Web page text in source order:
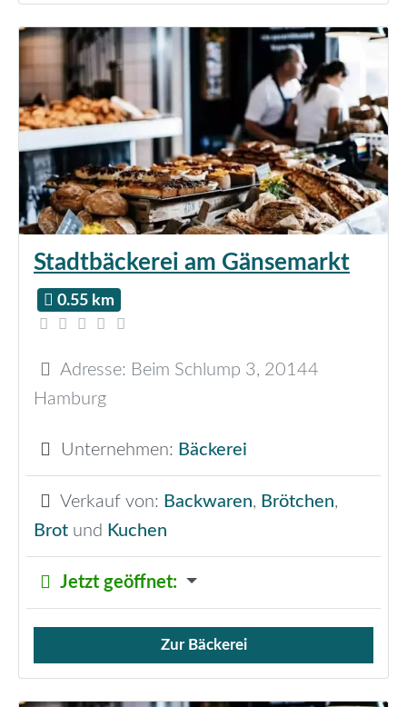
Stadtbäckerei am Gänsemarkt
0.55 km
Adresse: Beim Schlump 3, 20144
Hamburg
Unternehmen: Bäckerei
Verkauf von: Backwaren, Brötchen,
Brot und Kuchen
Jetzt geöffnet:
Verkauf von Brötchen,
Zur Bäckerei